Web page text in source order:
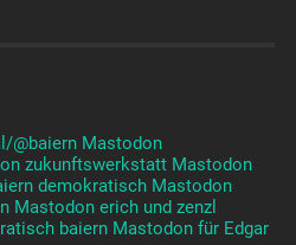
@baiern Mastodon
zukunftswerkstatt Mastodon
demokratisch Mastodon
Mastodon erich und zenzl
baiern Mastodon für Edgar